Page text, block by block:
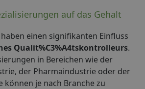
auf das Gehalt
einen signifikanten Einfluss
Qualit%C3%A4tskontrolleurs.
in Bereichen wie der
der Pharmaindustrie oder der
je nach Branche zu